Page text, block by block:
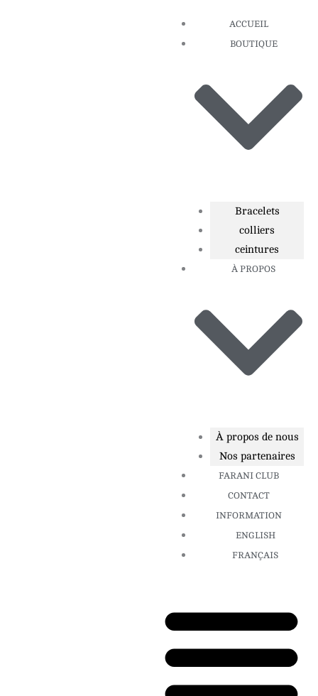
ACCUEIL
BOUTIQUE
Bracelets
colliers
ceintures
À PROPOS
À propos de nous
Nos partenaires
FARANI CLUB
CONTACT
INFORMATION
ENGLISH
FRANÇAIS